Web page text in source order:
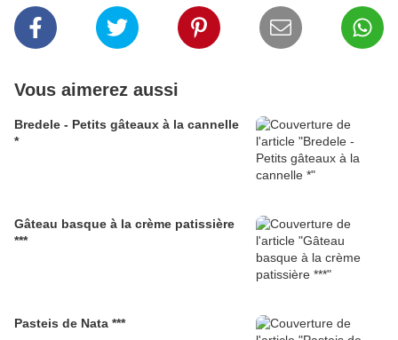
Vous aimerez aussi
Bredele - Petits gâteaux à la cannelle
*
Gâteau basque à la crème patissière
***
Pasteis de Nata ***